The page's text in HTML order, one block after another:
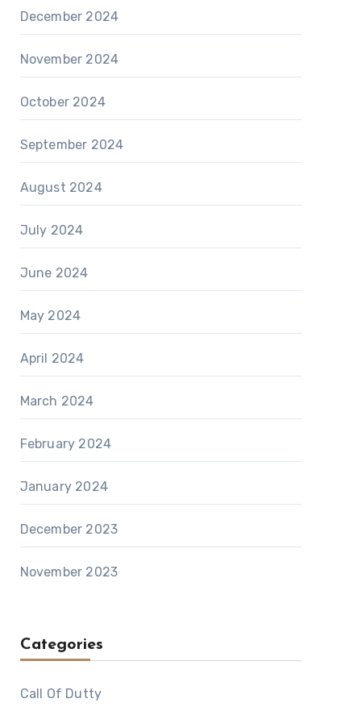
December 2024
November 2024
October 2024
September 2024
August 2024
July 2024
June 2024
May 2024
April 2024
March 2024
February 2024
January 2024
December 2023
November 2023
Categories
Call Of Dutty